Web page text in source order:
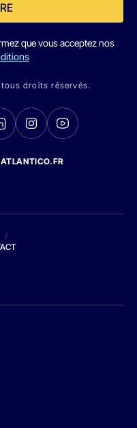
que vous acceptez nos
droits réservés.
/